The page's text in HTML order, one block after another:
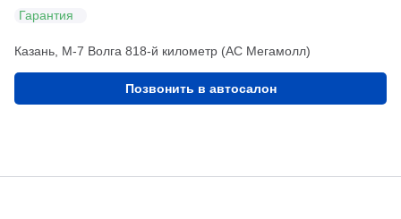
Гарантия
Казань, М-7 Волга 818-й километр (АС Мегамолл)
Позвонить в автосалон